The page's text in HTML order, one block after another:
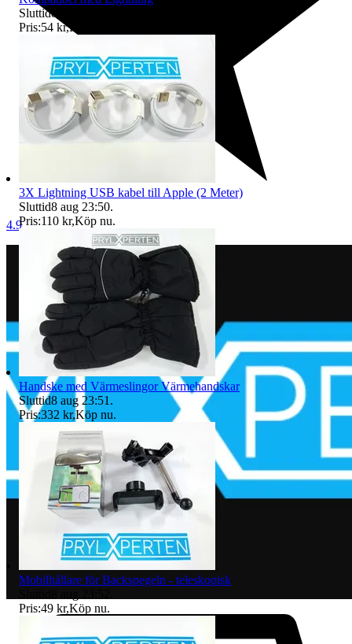
4.9
Sluttid8 aug 23:49
Pris:54 kr,Köp nu
3X Lightning USB kabel till Apple (2 Meter)
Sluttid8 aug 23:50.
Pris:110 kr,Köp nu.
Handske med Värmeslingor Värmehandskar
Sluttid8 aug 23:51 .
Pris:332 kr,Köp nu.
Mobilhållare för Backspegeln - teleskopisk
Pris:49 kr,Köp nu.